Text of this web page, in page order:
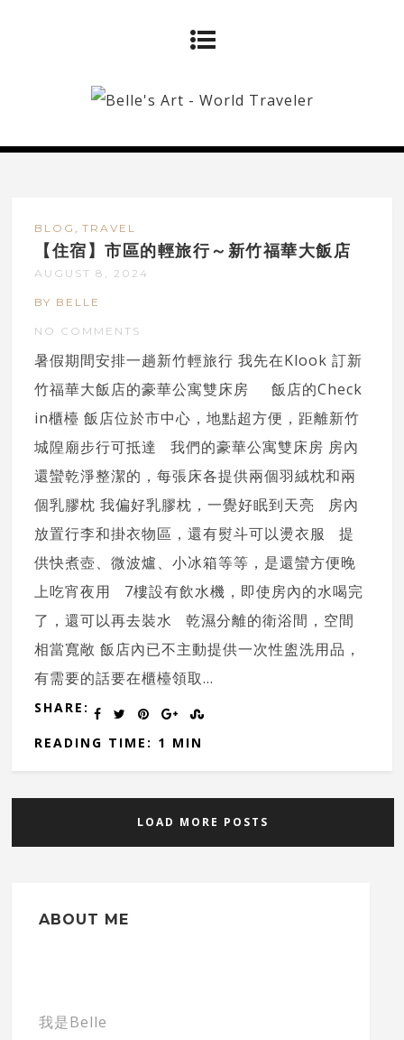
BLOG ,TRAVEL
【住宿】市區的輕旅行～新竹福華大飯店
AUGUST 8, 2024
BY BELLE
NO COMMENTS
暑假期間安排一趟新竹輕旅行 我先在Klook 訂新
竹福華大飯店的豪華公寓雙床房 飯店的Check
in櫃檯 飯店位於市中心，地點超方便，距離新竹
城隍廟步行可抵達 我們的豪華公寓雙床房 房內
還蠻乾淨整潔的，每張床各提供兩個羽絨枕和兩
個乳膠枕 我偏好乳膠枕，一覺好眠到天亮 房內
放置行李和掛衣物區，還有熨斗可以燙衣服 提
供快煮壺、微波爐、小冰箱等等，是還蠻方便晚
上吃宵夜用 7樓設有飲水機，即使房內的水喝完
了，還可以再去裝水 乾濕分離的衛浴間，空間
相當寬敞 飯店內已不主動提供一次性盥洗用品，
有需要的話要在櫃檯領取...
SHARE:
READING TIME: 1 MIN
LOAD MORE POSTS
ABOUT ME
我是Belle